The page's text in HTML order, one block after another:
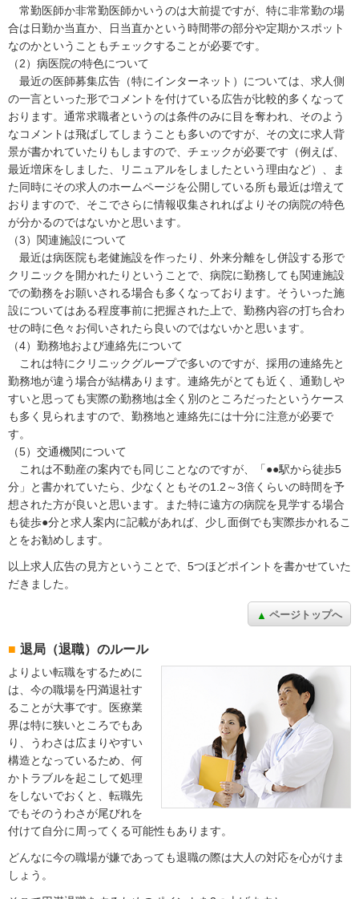
常勤医師か非常勤医師かいうのは大前提ですが、特に非常勤の場
合は日勤か当直か、日当直かという時間帯の部分や定期かスポット
なのかということもチェックすることが必要です。
（2）病医院の特色について
最近の医師募集広告（特にインターネット）については、求人側
の一言といった形でコメントを付けている広告が比較的多くなって
おります。通常求職者というのは条件のみに目を奪われ、そのよう
なコメントは飛ばしてしまうことも多いのですが、その文に求人背
景が書かれていたりもしますので、チェックが必要です（例えば、
最近増床をしました、リニュアルをしましたという理由など）、ま
た同時にその求人のホームページを公開している所も最近は増えて
おりますので、そこでさらに情報収集されればよりその病院の特色
が分かるのではないかと思います。
（3）関連施設について
最近は病医院も老健施設を作ったり、外来分離をし併設する形で
クリニックを開かれたりということで、病院に勤務しても関連施設
での勤務をお願いされる場合も多くなっております。そういった施
設についてはある程度事前に把握された上で、勤務内容の打ち合わ
せの時に色々お伺いされたら良いのではないかと思います。
（4）勤務地および連絡先について
これは特にクリニックグループで多いのですが、採用の連絡先と
勤務地が違う場合が結構あります。連絡先がとても近く、通勤しや
すいと思っても実際の勤務地は全く別のところだったというケース
も多く見られますので、勤務地と連絡先には十分に注意が必要で
す。
（5）交通機関について
これは不動産の案内でも同じことなのですが、「●●駅から徒歩5
分」と書かれていたら、少なくともその1.2～3倍くらいの時間を予
想された方が良いと思います。また特に遠方の病院を見学する場合
も徒歩●分と求人案内に記載があれば、少し面倒でも実際歩かれるこ
とをお勧めします。
以上求人広告の見方ということで、5つほどポイントを書かせていた
だきました。
ページトップへ
退局（退職）のルール
よりよい転職をするために
は、今の職場を円満退社す
ることが大事です。医療業
界は特に狭いところでもあ
り、うわさは広まりやすい
構造となっているため、何
かトラブルを起こして処理
をしないでおくと、転職先
でもそのうわさが尾びれを
付けて自分に周ってくる可能性もあります。
どんなに今の職場が嫌であっても退職の際は大人の対応を心がけま
しょう。